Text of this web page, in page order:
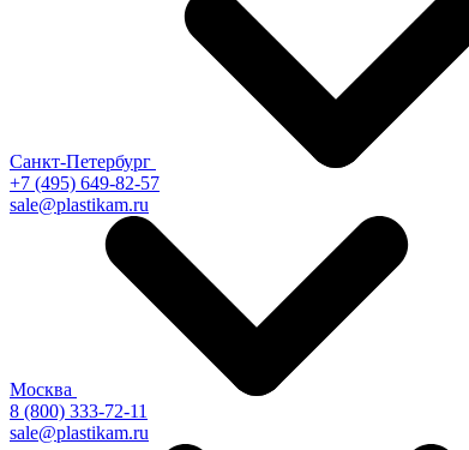
Санкт-Петербург
+7 (495) 649-82-57
sale@plastikam.ru
Москва
8 (800) 333-72-11
sale@plastikam.ru